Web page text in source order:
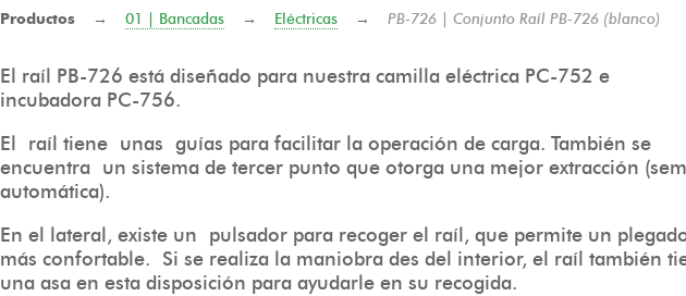
Productos → 01 | Bancadas → Eléctricas → PB-726 | Conjunto Raíl PB-726 (blanco)
El raíl PB-726 está diseñado para nuestra camilla eléctrica PC-752 e
incubadora PC-756.
El raíl tiene unas guías para facilitar la operación de carga. También se
encuentra un sistema de tercer punto que otorga una mejor extracción
automática).
En el lateral, existe un pulsador para recoger el raíl, que permite un
más confortable. Si se realiza la maniobra des del interior, el raíl también
una asa en esta disposición para ayudarle en su recogida.